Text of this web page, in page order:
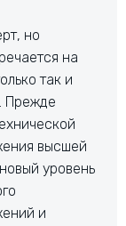
но
на
так и
Прежде
высшей
уровень
и